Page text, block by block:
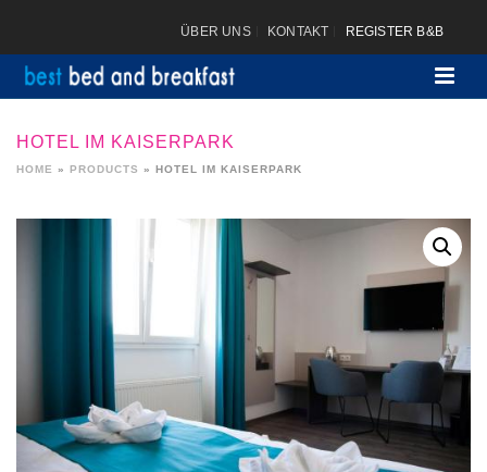
ÜBER UNS KONTAKT REGISTER B&B
HOTEL IM KAISERPARK
HOME » PRODUCTS » HOTEL IM KAISERPARK